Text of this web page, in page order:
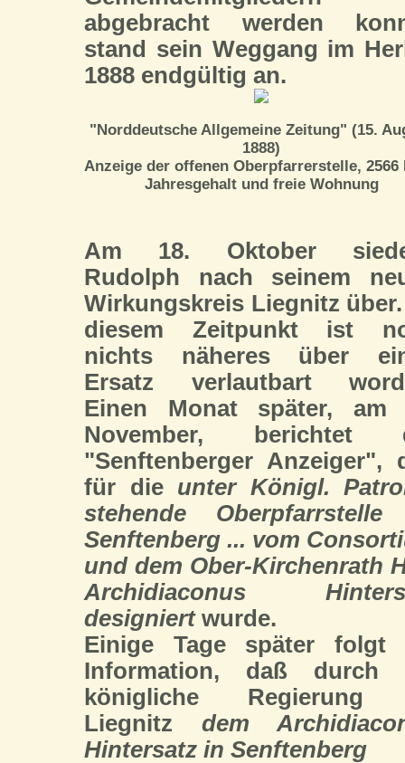
abgebracht werden
stand sein Weggang im
1888 endgültig an.
"Norddeutsche Allgemeine Zeitung" (15.
1888)
Anzeige der offenen Oberpfarrerstelle, 2566
Jahresgehalt und freie Wohnung
Am 18. Oktober
Rudolph nach seinem
Wirkungskreis Liegnitz
diesem Zeitpunkt ist
nichts näheres über
Ersatz verlautbart
Einen Monat später, am
November, berichtet
"Senftenberger Anzeiger",
für die unter Königl.
stehende
Senftenberg ... vom
und dem Ober-Kirchenrath
Archidiaconus
designiertwurde.
Einige Tage später folgt
Information, daß durch
königliche Regierung
Liegnitz dem
Hintersatz in Senftenberg